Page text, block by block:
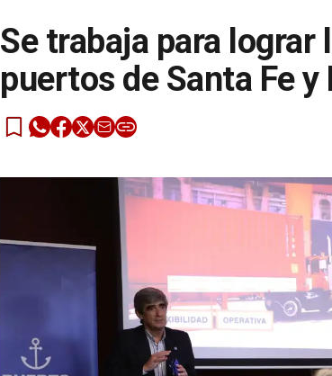
Se trabaja para
puertos de Santa Fe y